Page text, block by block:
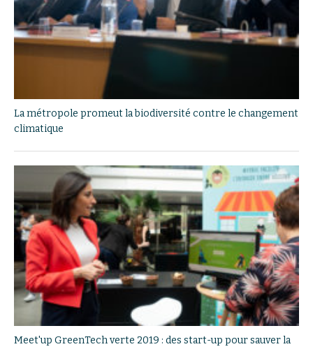
La métropole promeut la biodiversité contre le changement
climatique
Meet'up GreenTech verte 2019 : des start-up pour sauver la